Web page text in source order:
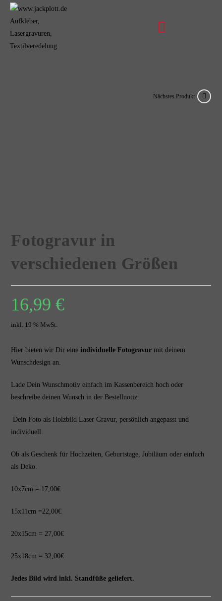
Nächstes Produkt
Fotogravur in
verschiedenen Größen
16,99€
inkl. 19 % MwSt.
Hier bieten wir Dir eineindividuelle Fotogravur mit deinem
Wunschdesign an.
Lade Dein Wunschmotiv einfach im Kassenbereich hoch oder
beschreibe deinen Wunsch in der Bestellnotiz.
Dein Foto als Holzbild Laser Gravur, persönlich angepasst und
individuell.
Ob als Geschenk für Hochzeiten, Geburtstage, Jubiläum oder einfach
als Deko.
10x7cm = 17,00€
15x11cm =22,00€
20x15cm = 27,00€
25x18cm = 32,00€
Jedes Bild wird inkl. Standfüße geliefert.